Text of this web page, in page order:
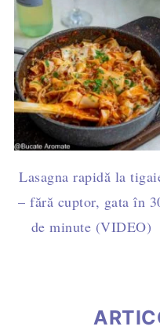
Lasagna rapidă la
– fără cuptor, gata în
de minute (VIDEO)